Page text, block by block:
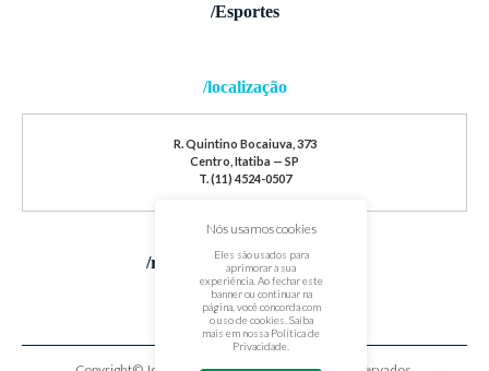
/Esportes
/localização
R. Quintino Bocaiuva, 373
Centro, Itatiba — SP
T. (11) 4524-0507
/redes sociais
Nós usamos cookies
Eles são usados para
aprimorar a sua
experiência. Ao fechar este
banner ou continuar na
página, você concorda com
o uso de cookies. Saiba
mais em nossa Política de
Privacidade